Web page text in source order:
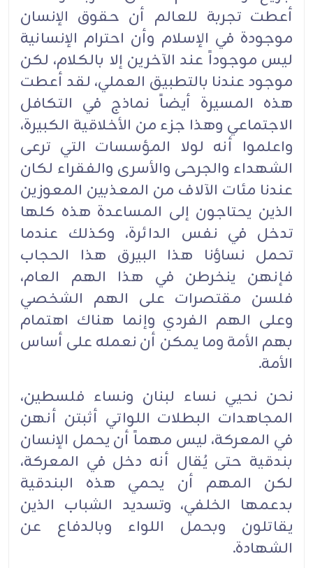
أعطت تجربة للعالم أن حقوق الإنسان
موجودة في الإسلام وأن احترام الإنسانية
ليس موجوداً عند الآخرين إلا بالكلام، لكن
موجود عندنا بالتطبيق العملي، لقد أعطت
هذه المسيرة أيضاً نماذج في التكافل
الاجتماعي وهذا جزء من الأخلاقية الكبيرة،
واعلموا أنه لولا المؤسسات التي ترعى
الشهداء والجرحى والأسرى والفقراء لكان
عندنا مئات الآلاف من المعذبين المعوزين
الذين يحتاجون إلى المساعدة هذه كلها
تدخل في نفس الدائرة، وكذلك عندما
تحمل نساؤنا هذا البيرق هذا الحجاب
فإنهن ينخرطن في هذا الهم العام،
فلسن مقتصرات على الهم الشخصي
وعلى الهم الفردي وإنما هناك اهتمام
بهم الأمة وما يمكن أن نعمله على أساس
الأمة.‏
نحن نحيي نساء لبنان ونساء فلسطين،
المجاهدات البطلات اللواتي أثبتن أنهن
في المعركة، ليس مهماً أن يحمل الإنسان
بندقية حتى يُقال أنه دخل في المعركة،
لكن المهم أن يحمي هذه البندقية
بدعمها الخلفي، وتسديد الشباب الذين
يقاتلون وبحمل اللواء وبالدفاع عن
الشهادة.‏